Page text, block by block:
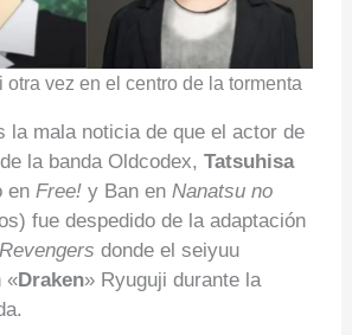
otra vez en el centro de la tormenta
la mala noticia de que el actor de
la banda Oldcodex, Tatsuhisa
en Free!y Ban en Nanatsu no
fue despedido de la adaptación
donde el seiyuu
«Draken» Ryuguji durante la